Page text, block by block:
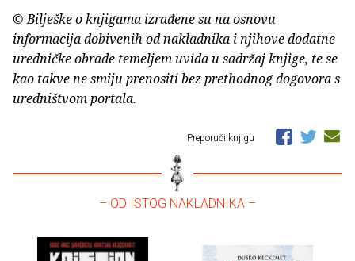
© Bilješke o knjigama izrađene su na osnovu
informacija dobivenih od nakladnika i njihove dodatne
uredničke obrade temeljem uvida u sadržaj knjige, te se
kao takve ne smiju prenositi bez prethodnog dogovora s
uredništvom portala.
Preporuči knjigu
– OD ISTOG NAKLADNIKA –